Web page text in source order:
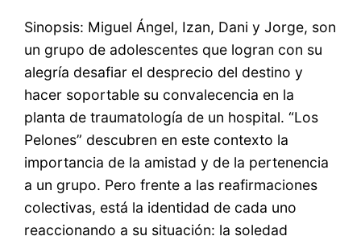
Sinopsis: Miguel Ángel, Izan, Dani y Jorge, son
un grupo de adolescentes que logran con su
alegría desafiar el desprecio del destino y
hacer soportable su convalecencia en la
planta de traumatología de un hospital. “Los
Pelones” descubren en este contexto la
importancia de la amistad y de la pertenencia
a un grupo. Pero frente a las reafirmaciones
colectivas, está la identidad de cada uno
reaccionando a su situación: la soledad